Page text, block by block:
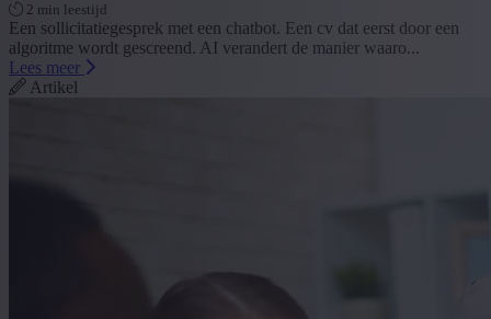
2 min leestijd
Een sollicitatiegesprek met een chatbot. Een cv dat eerst door een
algoritme wordt gescreend. AI verandert de manier waaro...
Lees meer
Artikel